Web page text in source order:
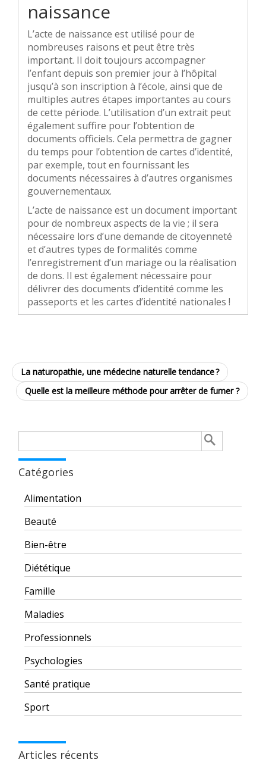
naissance
L’acte de naissance est utilisé pour de
nombreuses raisons et peut être très
important. Il doit toujours accompagner
l’enfant depuis son premier jour à l’hôpital
jusqu’à son inscription à l’école, ainsi que de
multiples autres étapes importantes au cours
de cette période. L’utilisation d’un extrait peut
également suffire pour l’obtention de
documents officiels. Cela permettra de gagner
du temps pour l’obtention de cartes d’identité,
par exemple, tout en fournissant les
documents nécessaires à d’autres organismes
gouvernementaux.
L’acte de naissance est un document important
pour de nombreux aspects de la vie ; il sera
nécessaire lors d’une demande de citoyenneté
et d’autres types de formalités comme
l’enregistrement d’un mariage ou la réalisation
de dons. Il est également nécessaire pour
délivrer des documents d’identité comme les
passeports et les cartes d’identité nationales !
La naturopathie, une médecine naturelle tendance ?
Quelle est la meilleure méthode pour arrêter de fumer ?
Catégories
Alimentation
Beauté
Bien-être
Diététique
Famille
Maladies
Professionnels
Psychologies
Santé pratique
Sport
Articles récents